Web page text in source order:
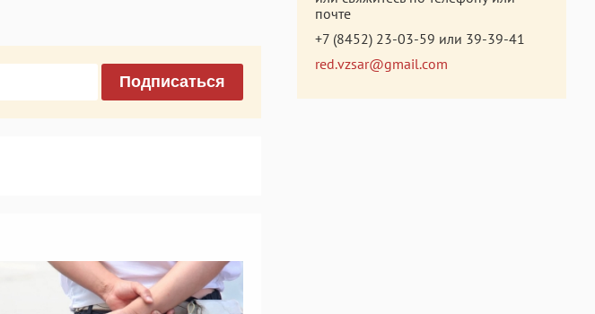
Подписаться
почте
+7 (8452) 23-03-59 или 39-39-41
red.vzsar@gmail.com